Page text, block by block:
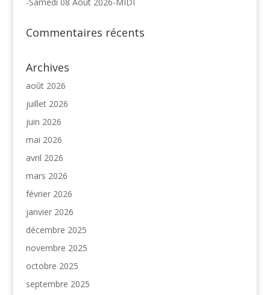
Commentaires récents
Archives
août 2026
juillet 2026
juin 2026
mai 2026
avril 2026
mars 2026
février 2026
janvier 2026
décembre 2025
novembre 2025
octobre 2025
septembre 2025